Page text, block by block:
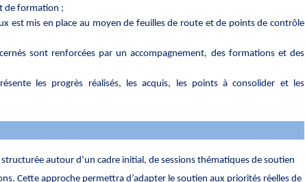
de formation ;
est mis en place au moyen de feuilles de route et de points de contrôle
sont renforcées par un accompagnement, des formations et des
les progrès réalisés, les acquis, les points à consolider et les
autour d’un cadre initial, de sessions thématiques de soutien
Cette approche permettra d’adapter le soutien aux priorités réelles de